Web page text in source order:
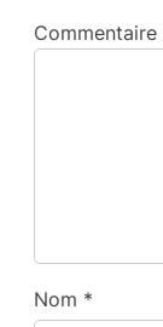
Commentaire
Nom *